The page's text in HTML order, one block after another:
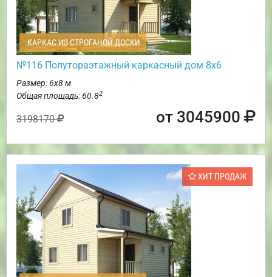
КАРКАС ИЗ СТРОГАНОЙ ДОСКИ
№116 Полутораэтажный каркасный дом 8х6
Размер: 6х8 м
Общая площадь: 60.82
3198170 от 3045900
ХИТ ПРОДАЖ